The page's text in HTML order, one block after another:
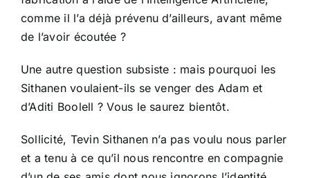
comme il l’a déjà prévenu d’ailleurs, avant même
de l’avoir écoutée ?
Une autre question subsiste : mais pourquoi les
Sithanen voulaient-ils se venger des Adam et
d’Aditi Boolell ? Vous le saurez bientôt.
Sollicité, Tevin Sithanen n’a pas voulu nous parler
et a tenu à ce qu’il nous rencontre en compagnie